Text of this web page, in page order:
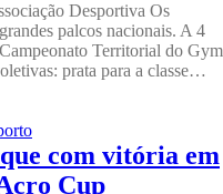
Desportiva Os
palcos nacionais. A 4
Territorial do Gym
prata para a classe…
com vitória em
Cup